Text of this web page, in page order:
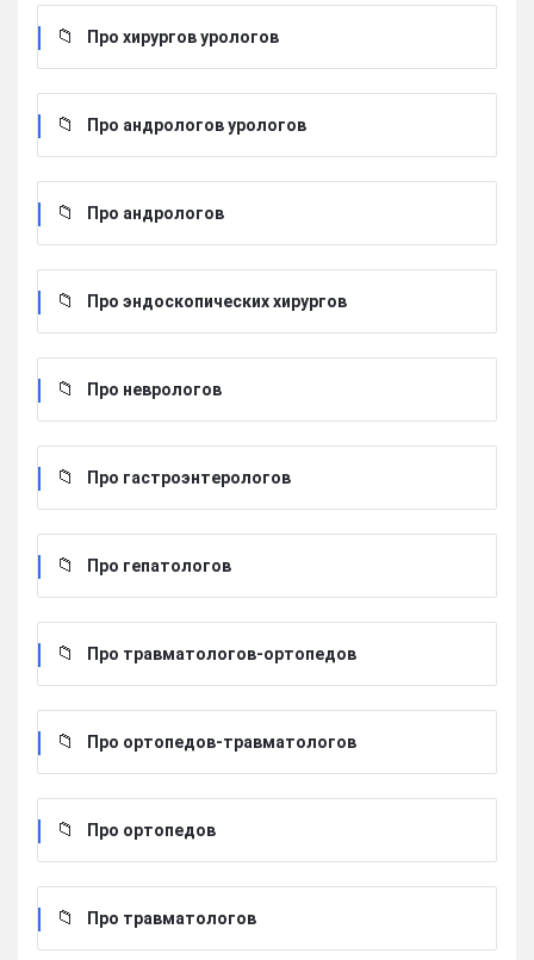
Про хирургов урологов
Про андрологов урологов
Про андрологов
Про эндоскопических хирургов
Про неврологов
Про гастроэнтерологов
Про гепатологов
Про травматологов-ортопедов
Про ортопедов-травматологов
Про ортопедов
Про травматологов